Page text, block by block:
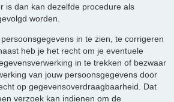
is dan kan dezelfde procedure als
worden.
in te zien, te corrigeren
heb je het recht om je eventuele
in te trekken of bezwaar
van jouw persoonsgegevens door
op gegevensoverdraagbaarheid. Dat
verzoek kan indienen om de